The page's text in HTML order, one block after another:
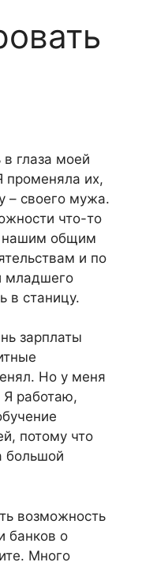
глаза моей
их,
– своего мужа.
что-то
нашим общим
и по
младшего
в станицу.
зарплаты
Но у меня
Я работаю,
потому что
большой
возможность
банков о
Много